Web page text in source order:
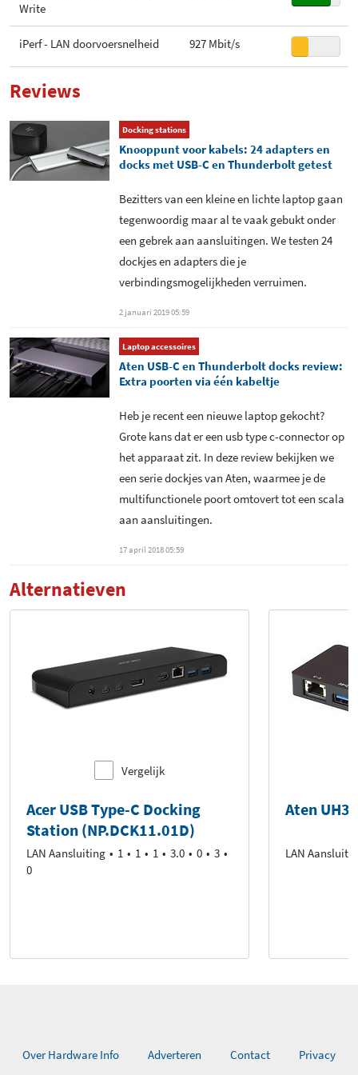
USB Type-C versie
Aantal USB 2.0 poorten 0
Aantal USB 3.0 poorten
Aantal Thunderbolt 2 poorten 0
Write
iPerf - LAN doorvoersnelheid 927 Mbit/s
Reviews
Docking stations
Knooppunt voor kabels: 24 adapters en
docks met USB-C en Thunderbolt getest
Bezitters van een kleine en lichte laptop gaan
tegenwoordig maar al te vaak gebukt onder
een gebrek aan aansluitingen. We testen 24
dockjes en adapters die je
verbindingsmogelijkheden verruimen.
2 januari 2019 05:59
Laptop accessoires
Aten USB-C en Thunderbolt docks review:
Extra poorten via één kabeltje
Heb je recent een nieuwe laptop gekocht?
Grote kans dat er een usb type c-connector op
het apparaat zit. In deze review bekijken we
een serie dockjes van Aten, waarmee je de
multifunctionele poort omtovert tot een scala
aan aansluitingen.
17 april 2018 05:59
Alternatieven
Vergelijk
Acer USB Type-C Docking
Station (NP.DCK11.01D)
LAN Aansluiting 1 1 1 3.0 0
3
0
Aten
LAN
Over Hardware Info Adverteren Contact
Privacy